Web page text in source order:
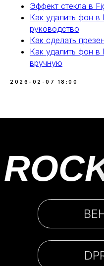
Эффект стекла в
Как удалить фон в
руководство
Как сделать
Как удалить фон в
вручную
2026-02-07 18:00